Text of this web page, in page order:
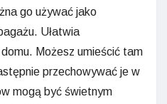
go używać jako
Ułatwia
Możesz umieścić tam
przechowywać je w
mogą być świetnym